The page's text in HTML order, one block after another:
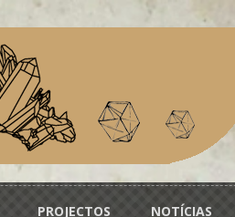
PROJECTOS NOTÍCIAS